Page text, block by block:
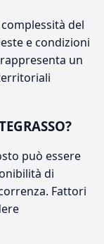
del
e condizioni
un
può essere
di
Fattori